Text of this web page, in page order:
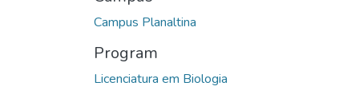
Campus Planaltina
Program
Licenciatura em Biologia